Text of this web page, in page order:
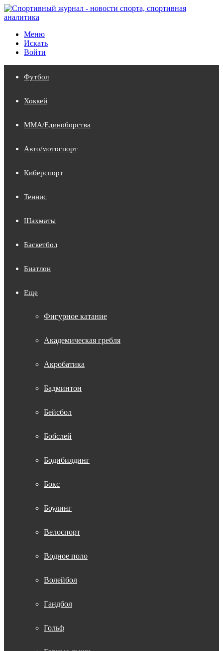
Меню
Искать
Войти
Футбол
Хоккей
MMA/Единоборства
Авто/мотоспорт
Киберспорт
Теннис
Шахматы
Баскетбол
Биатлон
Еще
Фигурное катание
Академическая гребля
Акробатика
Бадминтон
Бейсбол
Бобслей
Бодибилдинг
Бокс
Боулинг
Велоспорт
Водное поло
Волейбол
Гандбол
Гольф